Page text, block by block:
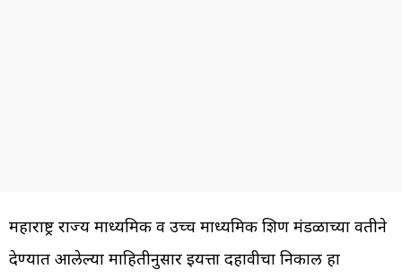
महाराष्ट्र राज्य माध्यमिक व उच्च माध्यमिक शिक्षण मंडळाच्या वतीने
देण्यात आलेल्या माहितीनुसार इयत्ता दहावीचा निकाल हा